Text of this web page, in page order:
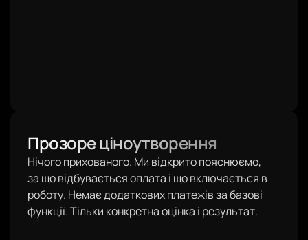
Прозоре ціноутворення
Нічого прихованого. Ми відкрито пояснюємо,
за що відбувається оплата і що включається в
роботу. Немає додаткових платежів за базові
функції. Тільки конкретна оцінка і результат.